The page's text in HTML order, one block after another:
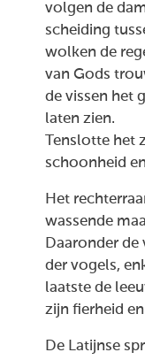
volgen de
scheiding
wolken de
van Gods
de vissen het
laten zien.
Tenslotte het
schoonheid
Het
wassende
Daaronder de
der vogels,
laatste de
zijn fierheid
De Latijnse